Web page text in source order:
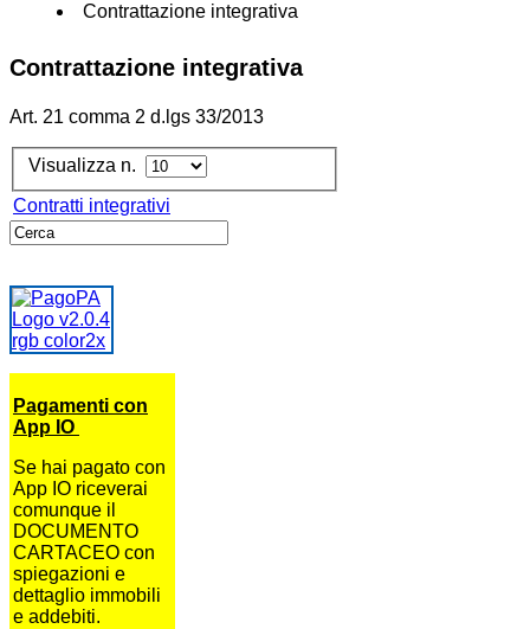
Contrattazione integrativa
Contrattazione integrativa
Art. 21 comma 2 d.lgs 33/2013
Visualizza n.
Contratti integrativi
Pagamenti con
App IO
Se hai pagato con
App IO riceverai
comunque il
DOCUMENTO
CARTACEO con
spiegazioni e
dettaglio immobili
e addebiti.